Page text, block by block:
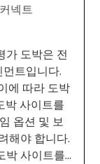
넥트
가 도박은 전
트입니다.
에 따라 도박
박 사이트를
옵션 및 보
해야 합니다.
박 사이트를…